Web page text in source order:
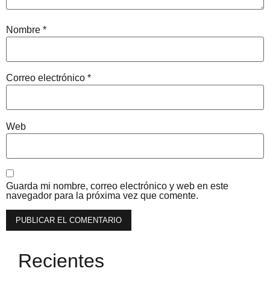
Nombre *
Correo electrónico *
Web
Guarda mi nombre, correo electrónico y web en este
navegador para la próxima vez que comente.
Recientes